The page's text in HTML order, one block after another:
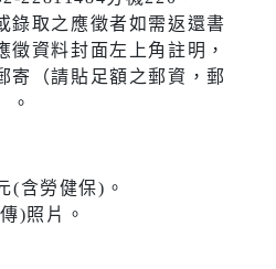
錄取之應徵者如需返還書
徵資料封面左上角註明，
寄（請貼足額之郵資，郵
。
(含勞健保)。
)照片。